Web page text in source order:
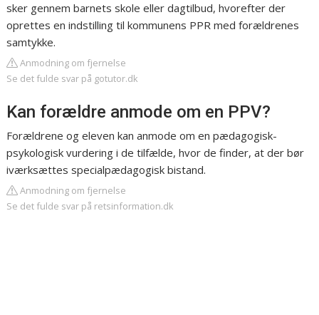
sker gennem barnets skole eller dagtilbud, hvorefter der
oprettes en indstilling til kommunens PPR med forældrenes
samtykke.
Anmodning om fjernelse
Se det fulde svar på gotutor.dk
Kan forældre anmode om en PPV?
Forældrene og eleven kan anmode om en pædagogisk-
psykologisk vurdering i de tilfælde, hvor de finder, at der bør
iværksættes specialpædagogisk bistand.
Anmodning om fjernelse
Se det fulde svar på retsinformation.dk